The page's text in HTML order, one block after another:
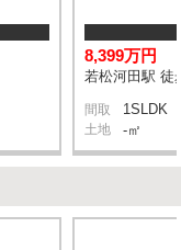
8,399万円
若松河田駅 徒
間取 1SLDK
土地 -㎡